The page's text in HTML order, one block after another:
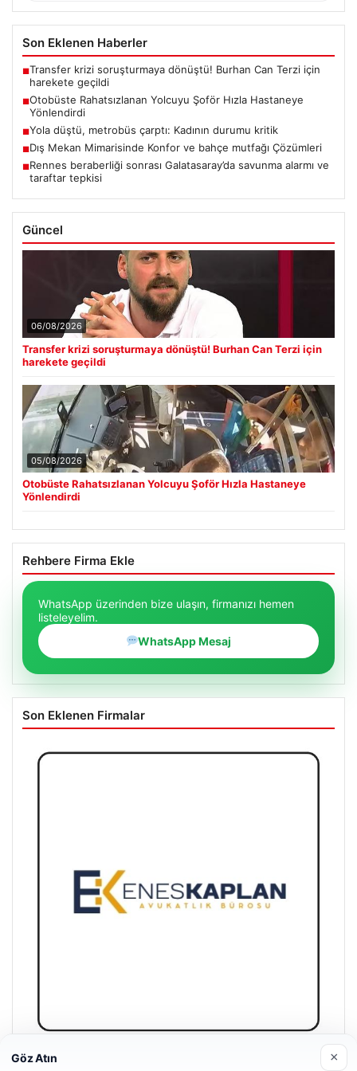
Son Eklenen Haberler
■Transfer krizi soruşturmaya dönüştü! Burhan Can Terzi için
harekete geçildi
■Otobüste Rahatsızlanan Yolcuyu Şoför Hızla Hastaneye
Yönlendirdi
■Yola düştü, metrobüs çarptı: Kadının durumu kritik
■Dış Mekan Mimarisinde Konfor ve bahçe mutfağı Çözümleri
■Rennes beraberliği sonrası Galatasaray’da savunma alarmı ve
taraftar tepkisi
Güncel
06/08/2026
Transfer krizi soruşturmaya dönüştü! Burhan Can Terzi için
harekete geçildi
05/08/2026
Otobüste Rahatsızlanan Yolcuyu Şoför Hızla Hastaneye
Yönlendirdi
Rehbere Firma Ekle
WhatsApp üzerinden bize ulaşın, firmanızı hemen
listeleyelim.
WhatsApp Mesaj
Son Eklenen Firmalar
Enes Kaplan Avukatlık Bürosu
Göz Atın ×